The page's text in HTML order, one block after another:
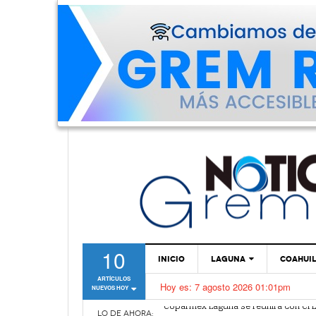
10
ARTÍCULOS
NUEVOS HOY
INICIO LAGUNA
TORREÓN
GÓMEZ PALACIO
Hoy es: 7 agosto 2026 01:01pm
LO DE AHORA:
Coparmex Laguna se reunirá con